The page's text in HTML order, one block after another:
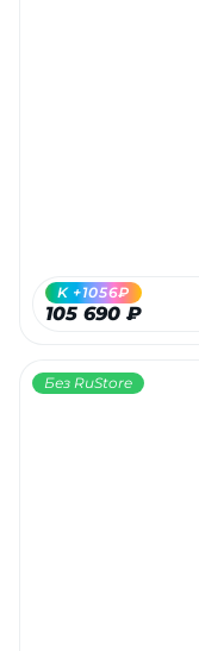
105 690 ₽
K +1056₽
Без RuStore